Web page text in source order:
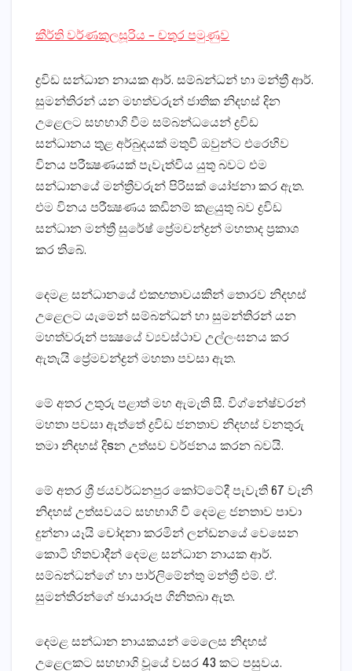
කීර්ති වර්ණකුලසූරිය – චතුර පමුණුව
ද්‍රවිඩ සන්ධාන නායක ආර්. සම්බන්ධන් හා මන්ත්‍රී ආර්.
සුමන්තිරන් යන මහත්වරුන් ජාතික නිදහස්‌ දින
උළෙලට සහභාගි වීම සම්බන්ධයෙන් ද්‍රවිඩ
සන්ධානය තුළ අර්බුදයක්‌ මතුවී ඔවුන්ට එරෙහිව
විනය පරීක්‍ෂණයක්‌ පැවැත්විය යුතු බවට එම
සන්ධානයේ මන්ත්‍රීවරුන් පිරිසක්‌ යෝජනා කර ඇත.
එම විනය පරීක්‍ෂණය කඩිනම් කළයුතු බව ද්‍රවිඩ
සන්ධාන මන්ත්‍රී සුරේෂ් ප්‍රේමචන්ද්‍රන් මහතාද ප්‍රකාශ
කර තිබේ.
දෙමළ සන්ධානයේ එකඟතාවයකින් තොරව නිදහස්‌
උළෙලට යැමෙන් සම්බන්ධන් හා සුමන්තිරන් යන
මහත්වරුන් පක්‍ෂයේ ව්‍යවස්‌ථාව උල්ලංඝනය කර
ඇතැයි ප්‍රේමචන්ද්‍රන් මහතා පවසා ඇත.
මේ අතර උතුරු පළාත් මහ ඇමැති සී. විග්නේෂ්වරන්
මහතා පවසා ඇත්තේ ද්‍රවිඩ ජනතාව නිදහස්‌ වනතුරු
තමා නිදහස්‌ දිsන උත්සව වර්ජනය කරන බවයි.
මේ අතර ශ්‍රී ජයවර්ධනපුර කෝට්‌ටේදී පැවැති 67 වැනි
නිදහස්‌ උත්සවයට සහභාගි වී දෙමළ ජනතාව පාවා
දුන්නා යෑයි චෝදනා කරමින් ලන්ඩනයේ වෙසෙන
කොටි හිතවාදීන් දෙමළ සන්ධාන නායක ආර්.
සම්බන්ධන්ගේ හා පාර්ලිමේන්තු මන්ත්‍රී එම්. ඒ.
සුමන්තිරන්ගේ ඡායාරූප ගිනිතබා ඇත.
දෙමළ සන්ධාන නායකයන් මෙලෙස නිදහස්‌
උළෙලකට සහභාගි වූයේ වසර 43 කට පසුවය.